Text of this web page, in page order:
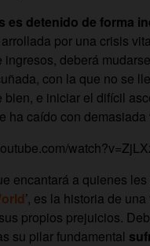
es detenido de forma
por una crisis
ingresos, deberá
con la que no se
bien, e iniciar el difícil
ha caído con
encantará a quienes les
’, es la historia de
propios prejuicios.
su pilar fundamental